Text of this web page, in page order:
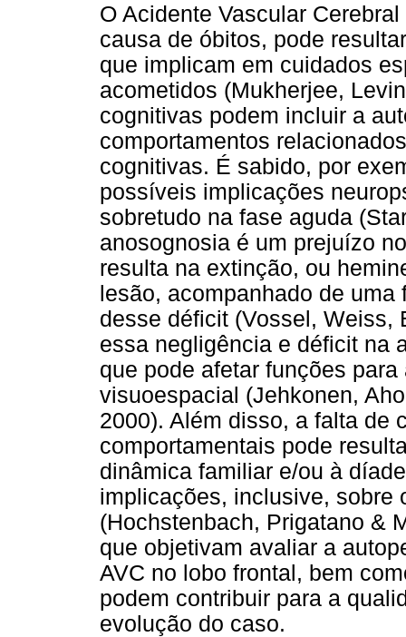
O Acidente Vascular
causa de óbitos, pode
que implicam em cuidados
acometidos (Mukherjee,
cognitivas podem incluir a
comportamentos
cognitivas. É sabido, por
possíveis implicações
sobretudo na fase aguda
anosognosia é um prejuízo
resulta na extinção, ou
lesão, acompanhado de
desse déficit (Vossel, Weiss,
essa negligência e déficit na
que pode afetar funções
visuoespacial (Jehkonen,
2000). Além disso, a falta de
comportamentais pode
dinâmica familiar e/ou à
implicações, inclusive, sobre
(Hochstenbach, Prigatano &
que objetivam avaliar a
AVC no lobo frontal, bem
podem contribuir para a
evolução do caso.